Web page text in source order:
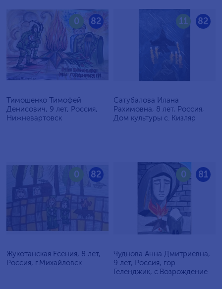
82
0
Тимошенко Тимофей
Денисович, 9 лет, Россия,
Нижневартовск
82
11
Сатубалова Илана
Рахимовна, 8 лет, Россия,
Дом культуры с. Кизляр
82
0
Жукотанская Есения, 8 лет,
Россия, г.Михайловск
81
0
Чуднова Анна Дмитриевна,
9 лет, Россия, гор.
Геленджик, с.Возрождение